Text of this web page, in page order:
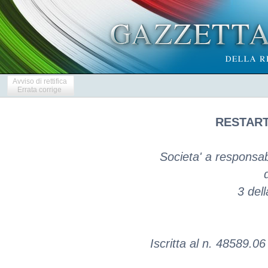
Avviso di rettifica
Errata corrige
Societa' a
3
Iscritta al n.